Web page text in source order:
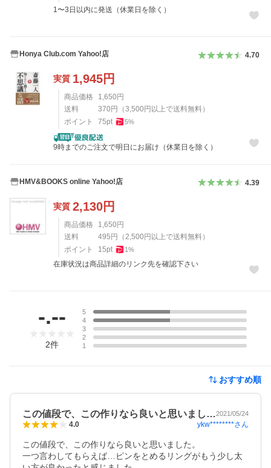
1〜3日以内に発送（休業日を除く）
Honya Club.com Yahoo!店 4.70
実質 1,945円
商品価格 1,650 円
送料
370 円 （3,500 円以上で送料無料）
ポイント
75pt 5%
9時までのご注文で明日にお届け（休業日を除く）
HMV&BOOKS online Yahoo!店 4.39
実質 2,130円
商品価格 1,650円
送料
495円 （ 2,500円以上で送料無料）
ポイント
15pt 1%
在庫状況は商品詳細のリンク先を確認下さい
-.--
2件
5
4
3
2
1
おすすめ順
この値段で、この作りなら良いと思いまし…2021/05/24
4.0 ykw********さん
この値段で、この作りなら良いと思いました。
一つ言わしてもらえば…ピンをとめるリングがもう少し太